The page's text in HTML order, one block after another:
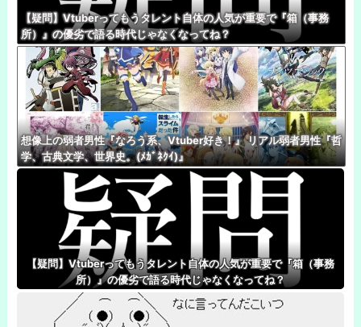
【疑問】Vtuberってもうタレント自体の人気が重要で『箱（事務
所）』の優劣で語る時代じゃなくなってね？
想像上の弱者男性『なろう系、Vtuber好き！』 リアル弱者男性『哲
学、古典文学、世界史。(ﾒｶﾞﾈｸｲ)』
【疑問】Vtuberってもうタレント自体の人気が重要で『箱（事務
所）』の優劣で語る時代じゃなくなってね？